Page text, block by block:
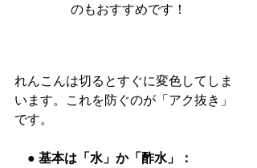
のもおすすめです！
れんこんは切るとすぐに変色してしま
います。これを防ぐのが「アク抜き」
です。
● 基本は「水」か「酢水」：